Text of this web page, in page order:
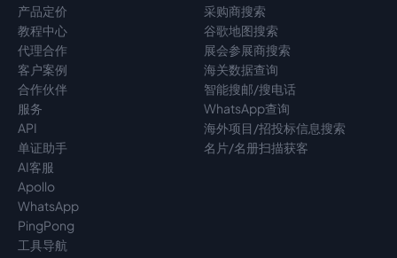
产品定价
教程中心
代理合作
客户案例
合作伙伴
服务
API
单证助手
AI客服
Apollo
WhatsApp
PingPong
工具导航
采购商搜索
谷歌地图搜索
展会参展商搜索
海关数据查询
智能搜邮/搜电话
WhatsApp查询
海外项目/招投标信息搜索
名片/名册扫描获客